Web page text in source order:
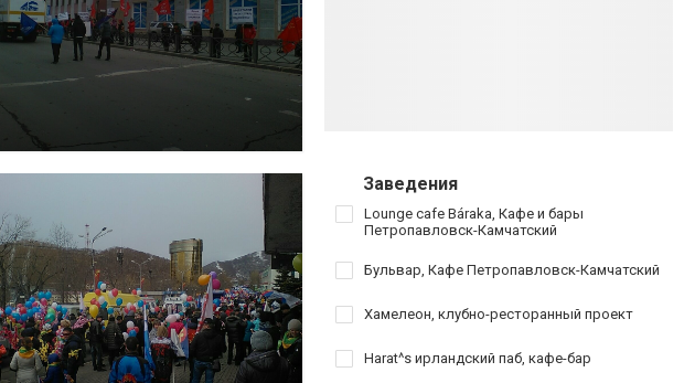
Заведения
Lounge cafe Báraka, Кафе и бары
Петропавловск-Камчатский
Бульвар, Кафе Петропавловск-Камчатский
Хамелеон, клубно-ресторанный проект
Harat^s ирландский паб, кафе-бар